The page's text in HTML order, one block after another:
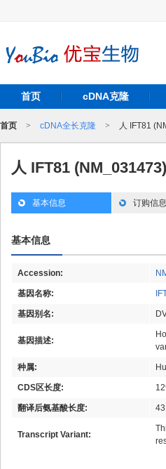
首页 cDNA克隆
首页 > cDNA全长克隆 > 人 IFT81
人 IFT81
基本信息 订购信息
基本信息
Accession:
基因名称:
基因别名:
基因描述:
种属:
CDS区长度:
翻译后氨基酸长度:
Transcript Variant: